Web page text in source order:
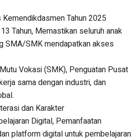
Tahun 2025
Tahun, Memastikan seluruh anak
SMA/SMK mendapatkan akses
Vokasi (SMK), Penguatan Pusat
sama dengan industri, dan
dan Karakter
Digital, Pemanfaatan
platform digital untuk pembelajaran